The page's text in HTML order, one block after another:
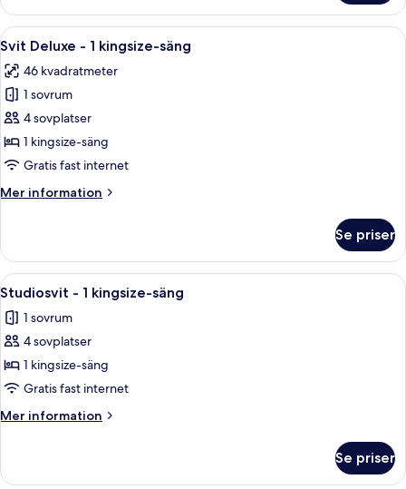
Floor)
rum
2
sängar
(High
Öppna
alla
foton
för
Svit
Deluxe
-
kingsize-
Ett hotellrum med en stor säng, två
4
Svit Deluxe - 1 kingsize-säng
46 kvadratmeter
1 sovrum
4 sovplatser
1 kingsize-säng
Gratis fast internet
Mer information
Mer
Deluxe
1
säng
Se priser
Öppna
alla
foton
för
Studiosvit
-
1
kingsize-
Ett modernt hotellrum med en stor
5
Studiosvit - 1 kingsize-säng
1 sovrum
4 sovplatser
1 kingsize-säng
Gratis fast internet
Mer information
Mer
-
Se priser